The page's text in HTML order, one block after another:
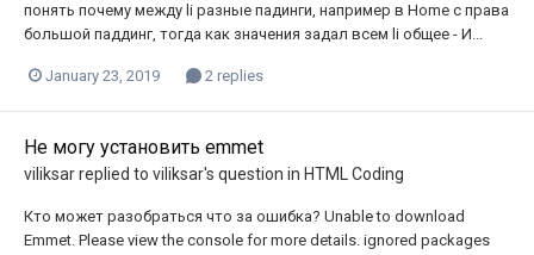
понять почему между li разные падинги, например в Home с права
большой паддинг, тогда как значения задал всем li общее - И...
January 23, 2019 2 replies
Не могу установить emmet
viliksarreplied to viliksar's question in HTML Coding
Кто может разобраться что за ошибка? Unable to download
Emmet. Please view the console for more details. ignored packages